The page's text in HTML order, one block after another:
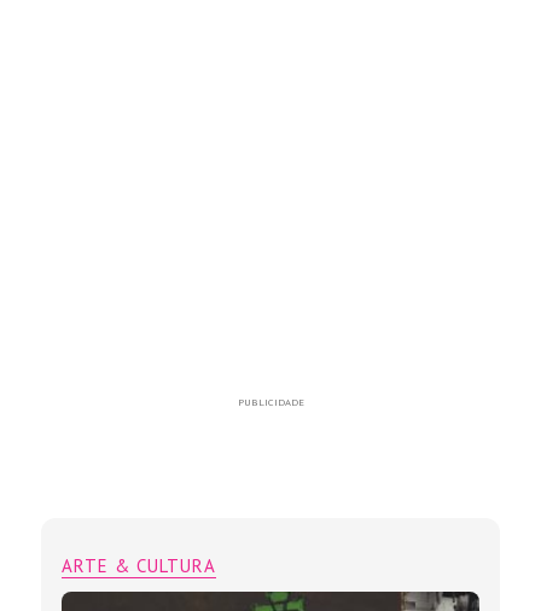
PUBLICIDADE
ARTE & CULTURA